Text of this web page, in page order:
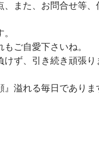
、また、お問合せ等
ご自愛下さいね。
けず、引き続き頑張
』溢れる毎日であり